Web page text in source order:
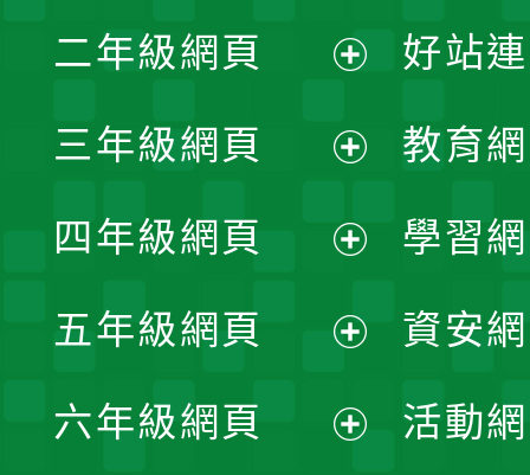
開
選
單
二年級網頁
開
選
單
三年級網頁
開
選
單
四年級網頁
開
選
五年級網頁
開
六年級網頁
好站
教育
學習
資安
活動